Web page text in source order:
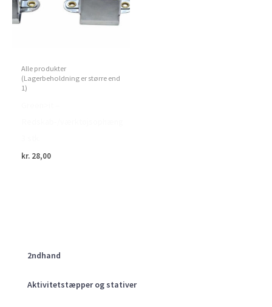
2ndhand
Aktivitetstæpper og stativer
Alle produkter
(Lagerbeholdning er større end
1)
kr. 28,00